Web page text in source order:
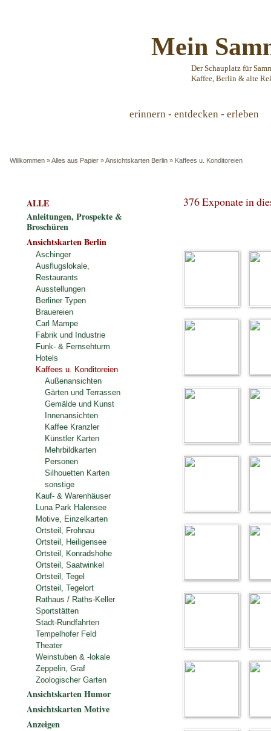
Mein
Der Schauplatz für
Kaffee, Berlin & alte
erinnern - entdecken - erleben
Willkommen »Alles aus Papier »Ansichtskarten Berlin » Kaffees u. Konditoreien
376 Exponate in
ALLE
Anleitungen, Prospekte &
Broschüren
Ansichtskarten Berlin
Aschinger
Ausflugslokale,
Restaurants
Ausstellungen
Berliner Typen
Brauereien
Carl Mampe
Fabrik und Industrie
Funk- & Fernsehturm
Hotels
Kaffees u. Konditoreien
Außenansichten
Gärten und Terrassen
Gemälde und Kunst
Innenansichten
Kaffee Kranzler
Künstler Karten
Mehrbildkarten
Personen
Silhouetten Karten
sonstige
Kauf- & Warenhäuser
Luna Park Halensee
Motive, Einzelkarten
Ortsteil, Frohnau
Ortsteil, Heiligensee
Ortsteil, Konradshöhe
Ortsteil, Saatwinkel
Ortsteil, Tegel
Ortsteil, Tegelort
Rathaus / Raths-Keller
Sportstätten
Stadt-Rundfahrten
Tempelhofer Feld
Theater
Weinstuben & -lokale
Zeppelin, Graf
Zoologischer Garten
Ansichtskarten Humor
Ansichtskarten Motive
Anzeigen